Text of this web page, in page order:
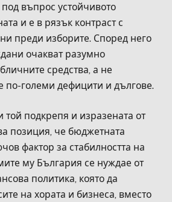
въпрос устойчивото
и е в рязък контраст с
преди изборите. Според него
очакват разумно
средства, а не
по-големи дефицити и дългове.
той подкрепя и изразената от
позиция, че бюджетната
фактор за стабилността на
му България се нуждае от
политика, която да
на хората и бизнеса, вместо